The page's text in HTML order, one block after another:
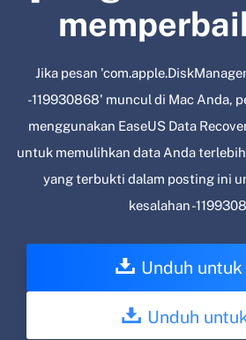
Jika pesan
-119930868' muncul di Mac Anda,
menggunakan EaseUS Data
untuk memulihkan data Anda
yang terbukti dalam posting ini
kesalahan -
Unduh
Unduh